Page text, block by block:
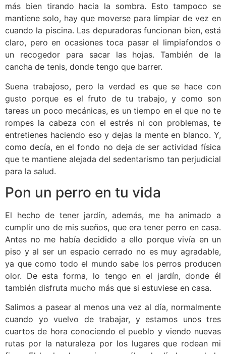
más bien tirando hacia la sombra. Esto tampoco se
mantiene solo, hay que moverse para limpiar de vez en
cuando la piscina. Las depuradoras funcionan bien, está
claro, pero en ocasiones toca pasar el limpiafondos o
un recogedor para sacar las hojas. También de la
cancha de tenis, donde tengo que barrer.
Suena trabajoso, pero la verdad es que se hace con
gusto porque es el fruto de tu trabajo, y como son
tareas un poco mecánicas, es un tiempo en el que no te
rompes la cabeza con el estrés ni con problemas, te
entretienes haciendo eso y dejas la mente en blanco. Y,
como decía, en el fondo no deja de ser actividad física
que te mantiene alejada del sedentarismo tan perjudicial
para la salud.
Pon un perro en tu vida
El hecho de tener jardín, además, me ha animado a
cumplir uno de mis sueños, que era tener perro en casa.
Antes no me había decidido a ello porque vivía en un
piso y al ser un espacio cerrado no es muy agradable,
ya que como todo el mundo sabe los perros producen
olor. De esta forma, lo tengo en el jardín, donde él
también disfruta mucho más que si estuviese en casa.
Salimos a pasear al menos una vez al día, normalmente
cuando yo vuelvo de trabajar, y estamos unos tres
cuartos de hora conociendo el pueblo y viendo nuevas
rutas por la naturaleza por los lugares que rodean mi